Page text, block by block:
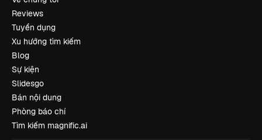
Reviews
Tuyển dụng
Xu hướng tìm kiếm
Blog
Sự kiện
Slidesgo
Bán nội dung
Phòng báo chí
Tìm kiếm magnific.ai